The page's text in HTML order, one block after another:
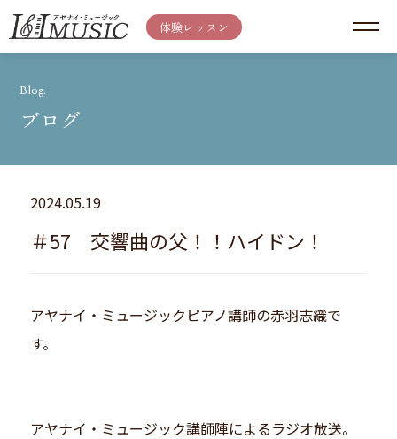
体験レッスン
Blog.
ブログ
2024.05.19
＃57 交響曲の父！！ハイドン！
アヤナイ・ミュージックピアノ講師の赤羽志織で
す。
アヤナイ・ミュージック講師陣によるラジオ放送。